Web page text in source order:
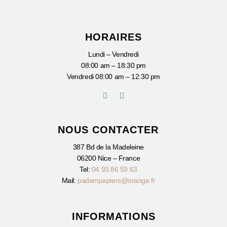
HORAIRES
Lundi – Vendredi
08:00 am – 18:30 pm
Vendredi08:00 am – 12:30 pm
I
n
a
g
a
m
F
a
b
o
k
-
f
NOUS CONTACTER
387 Bd de la Madeleine
06200 Nice – France
Tel: 04 93 86 59 63
Mail: padampapiers@orange.fr
INFORMATIONS